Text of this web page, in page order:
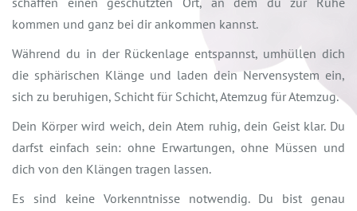
kommen und ganz bei dir ankommen kannst.
Während du in der Rückenlage entspannst, umhüllen dich
die sphärischen Klänge und laden dein Nervensystem ein,
sich zu beruhigen, Schicht für Schicht, Atemzug für Atemzug.
Dein Körper wird weich, dein Atem ruhig, dein Geist klar. Du
darfst einfach sein: ohne Erwartungen, ohne Müssen und
dich von den Klängen tragen lassen.
Es sind keine Vorkenntnisse notwendig. Du bist genau